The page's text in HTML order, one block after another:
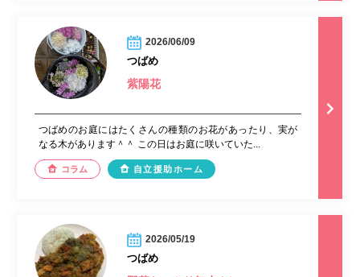
2026/06/09
つばめ
紫陽花
つばめのお庭にはたくさんの種類のお花があったり、実が
なる木があります＾＾ この日はお庭に咲いていた...
コラム 自立援助ホーム
2026/05/19
つばめ